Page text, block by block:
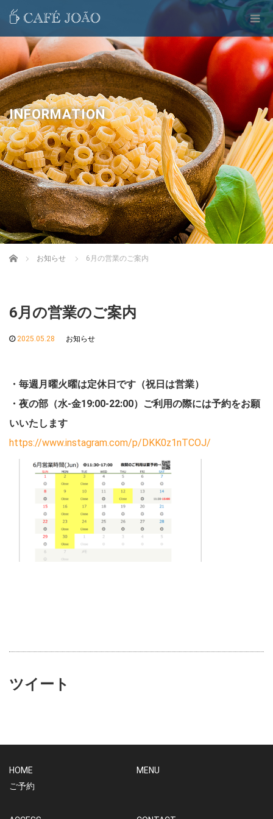
INFORMATION
Home お知らせ 6月の営業のご案内
6月の営業のご案内
2025.05.28 お知らせ
・毎週月曜火曜は定休日です（祝日は営業）
・夜の部（水-金19:00-22:00）ご利用の際には予約をお願
いいたします
https://www.instagram.com/p/DKK0z1nTCOJ/
ツイート
HOME
ご予約
MENU